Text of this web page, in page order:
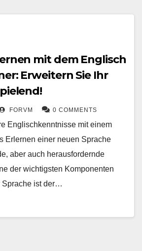
mit dem Englisch
Erweitern Sie Ihr
FORVM 0 COMMENTS
Englischkenntnisse mit einem
Erlernen einer neuen Sprache
aber auch herausfordernde
der wichtigsten Komponenten
Sprache ist der…